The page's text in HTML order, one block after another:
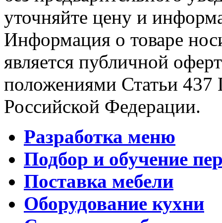
уточняйте цену и
Информация о товаре
является публичной
положениями Статьи 437
Российской Федерации.
Разработка меню
Подбор и обучение
Поставка мебели
Оборудование кухни